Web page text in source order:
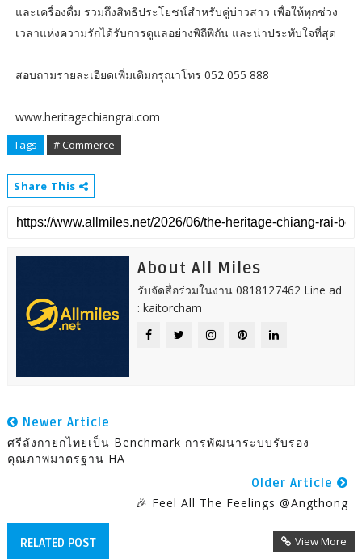
และเครื่องดื่ม รวมถึงสิทธิประโยชน์สำหรับคู่บ่าวสาว เพื่อให้ทุกช่วง
เวลาแห่งความรักได้รับการดูแลอย่างพิถีพิถัน และน่าประทับใจที่สุด
สอบถามรายละเอียดเพิ่มเติมกรุณาโทร 052 055 888
www.heritagechiangrai.com
Tags # Commerce
Share This
About All Miles
รับจัดสื่อร่วมในงาน 0818127462 Line ad
: kaitorcham
Newer Article
ศรีลังกายกไทยเป็น Benchmark การพัฒนาระบบรับรอง
คุณภาพมาตรฐาน HA
Older Article
🎉 Feel All The Feelings @Angthong
RELATED POST View More